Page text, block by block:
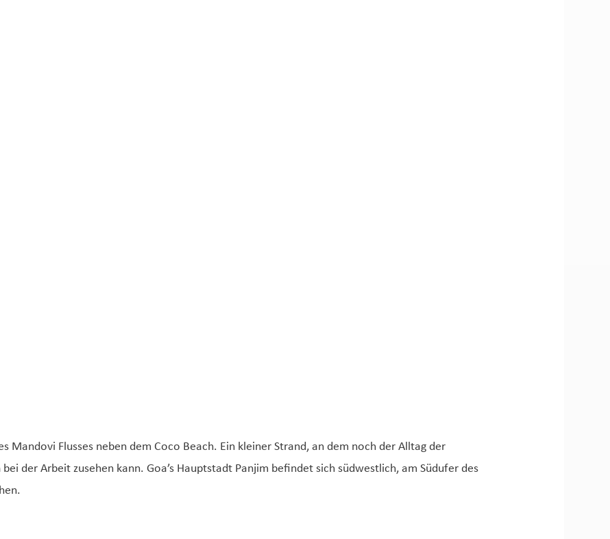
Mandovi Flusses neben dem Coco Beach. Ein kleiner Strand, an dem noch der Alltag der
der Arbeit zusehen kann. Goa’s Hauptstadt Panjim befindet sich südwestlich, am Südufer des